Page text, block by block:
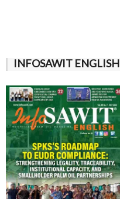
INFOSAWIT ENGLISH